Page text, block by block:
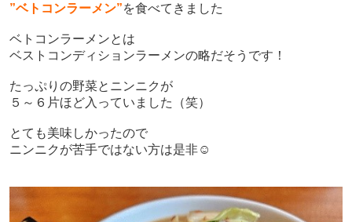
”ベトコンラーメン”を食べてきました
ベトコンラーメンとは
ベストコンディションラーメンの略だそうです！
たっぷりの野菜とニンニクが
５～６片ほど入っていました（笑）
とても美味しかったので
ニンニクが苦手ではない方は是非☺